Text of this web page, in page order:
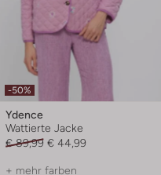
-50%
Ydence
Wattierte Jacke
€ 89,99 € 44,99
+ mehr farben